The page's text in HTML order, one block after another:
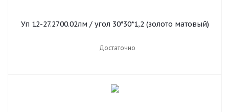
Уп 12-27.2700.02лм / угол 30*30*1,2 (золото матовый)
Достаточно